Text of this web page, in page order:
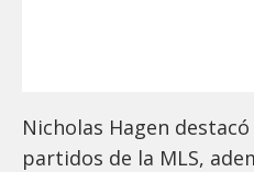
Nicholas Hagen
partidos de la MLS,